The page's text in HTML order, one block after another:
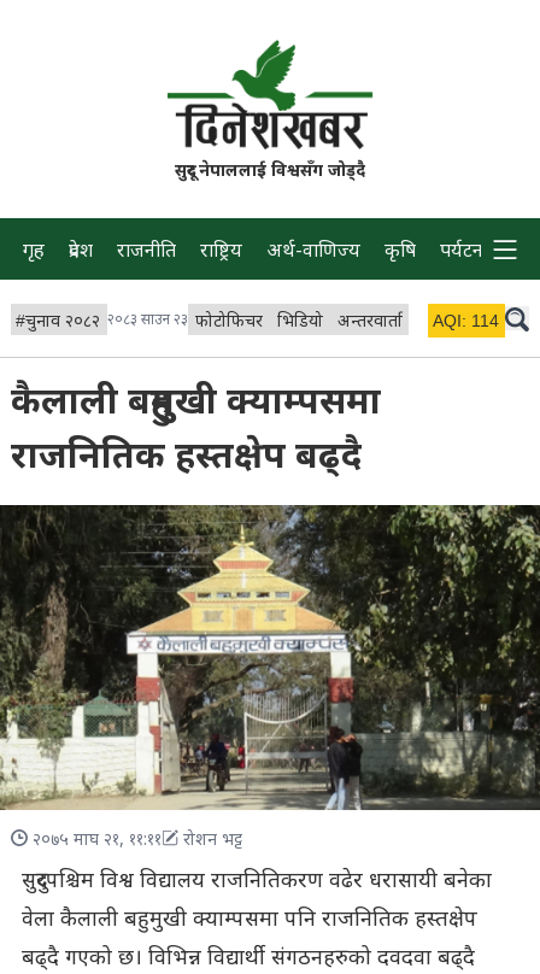
सुदूर नेपाललाई विश्वसँग जोड्दै
गृह प्रदेश राजनीति राष्ट्रिय अर्थ-वाणिज्य कृषि पर्यटन प्रवास
#चुनाव २०८२ २०८३ साउन २३ फोटोफिचर भिडियो अन्तरवार्ता विचार/ब्लग
AQI: 114
कैलाली बहुमुखी क्याम्पसमा
राजनितिक हस्तक्षेप बढ्दै
२०७५ माघ २१, ११:११ रोशन भट्ट
सुदुरपश्चिम विश्व विद्यालय राजनितिकरण वढेर धरासायी बनेका
वेला कैलाली बहुमुखी क्याम्पसमा पनि राजनितिक हस्तक्षेप
बढ्दै गएको छ। विभिन्न विद्यार्थी संगठनहरुको दवदवा बढ्दै